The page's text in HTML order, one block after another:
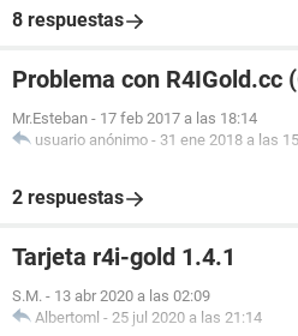
8 respuestas
Problema con R4IGold.cc
Mr.Esteban - 17 feb 2017 a las 18:14
usuario anónimo - 31 ene 2018 a las
2 respuestas
Tarjeta r4i-gold 1.4.1
S.M. - 13 abr 2020 a las 02:09
Albertoml - 25 jul 2020 a las 21:14